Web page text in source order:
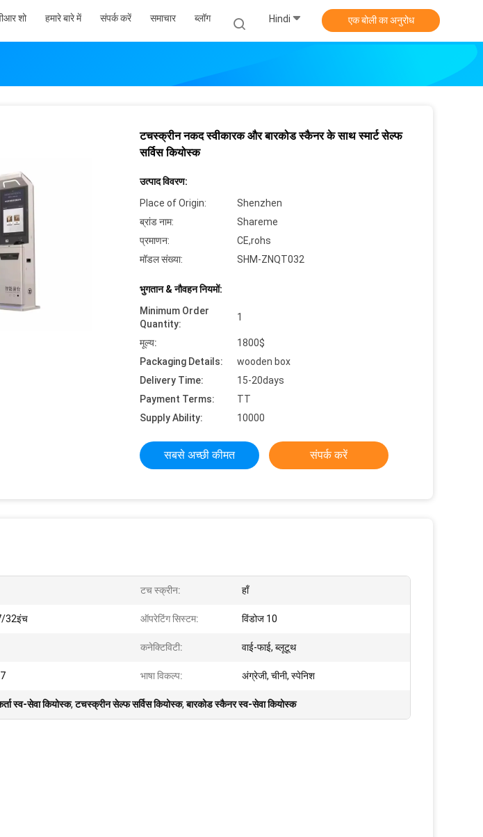
शो हमारे बारे में संपर्क करें समाचार ब्लॉग Hindi एक बोली का अनुरोध
टचस्क्रीन नकद स्वीकारक और बारकोड स्कैनर के साथ स्मार्ट सेल्फ
सर्विस कियोस्क
उत्पाद विवरण:
Place of Origin:
Shenzhen
ब्रांड नाम:
Shareme
प्रमाणन:
CE,rohs
मॉडल संख्या:
SHM-ZNQT032
भुगतान & नौवहन नियमों:
Minimum Order
Quantity:
1
मूल्य:
1800$
Packaging Details:
wooden box
Delivery Time:
15-20days
Payment Terms:
TT
Supply Ability:
10000
सबसे अच्छी कीमत संपर्क करें
टच स्क्रीन: हाँ
32इंच ऑपरेटिंग सिस्टम: विंडोज 10
कनेक्टिविटी: वाई-फाई, ब्लूटूथ
भाषा विकल्प: अंग्रेजी, चीनी, स्पेनिश
स्व-सेवा कियोस्क,टचस्क्रीन सेल्फ सर्विस कियोस्क,बारकोड स्कैनर स्व-सेवा कियोस्क